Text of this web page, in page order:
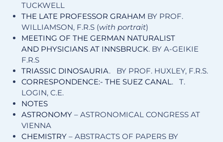
TUCKWELL
THE LATE PROFESSOR GRAHAM BY PROF.
WILLIAMSON, F.R.S (with portrait)
MEETING OF THE GERMAN NATURALIST
AND PHYSICIANS AT INNSBRUCK. BY A-GEIKIE
F.R.S
TRIASSIC DINOSAURIA. BY PROF. HUXLEY, F.R.S.
CORRESPONDENCE:- THE SUEZ CANAL. T.
LOGIN, C.E.
NOTES
ASTRONOMY– ASTRONOMICAL CONGRESS AT
VIENNA
CHEMISTRY– ABSTRACTS OF PAPERS BY